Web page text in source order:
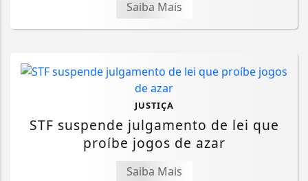
Saiba Mais
JUSTIÇA
STF suspende julgamento de lei que
proíbe jogos de azar
Saiba Mais